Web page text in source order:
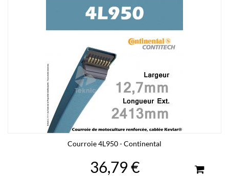
Courroie 4L950 - Continental
36,79 €